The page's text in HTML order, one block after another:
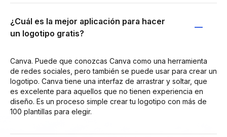
¿Cuál es la mejor aplicación para hacer
un logotipo gratis?
Canva. Puede que conozcas Canva como una herramienta
de redes sociales, pero también se puede usar para crear un
logotipo. Canva tiene una interfaz de arrastrar y soltar, que
es excelente para aquellos que no tienen experiencia en
diseño. Es un proceso simple crear tu logotipo con más de
100 plantillas para elegir.